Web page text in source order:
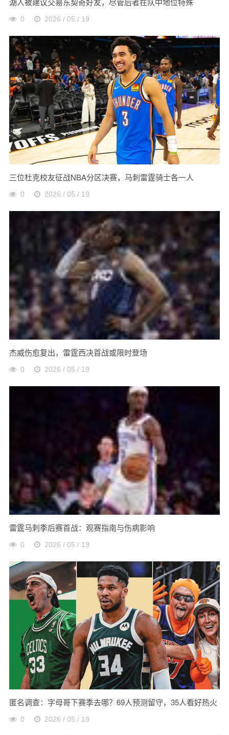
0 2026 / 05 / 19
三位杜克校友征战NBA分区决赛，马刺雷霆骑士各一人
0 2026 / 05 / 19
杰威伤愈复出，雷霆西决首战或限时登场
0 2026 / 05 / 19
雷霆马刺季后赛首战：观赛指南与伤病影响
0 2026 / 05 / 19
匿名调查：字母哥下赛季去哪？69人预测留守，35人看好热火
0 2026 / 05 / 19